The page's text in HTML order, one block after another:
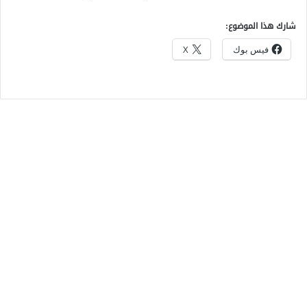
شارك هذا الموضوع:
فيس بوك X